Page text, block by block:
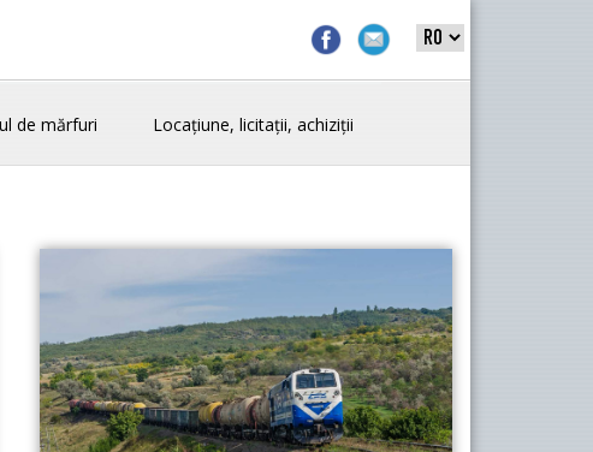
de mărfuri Locațiune, licitații, achiziții